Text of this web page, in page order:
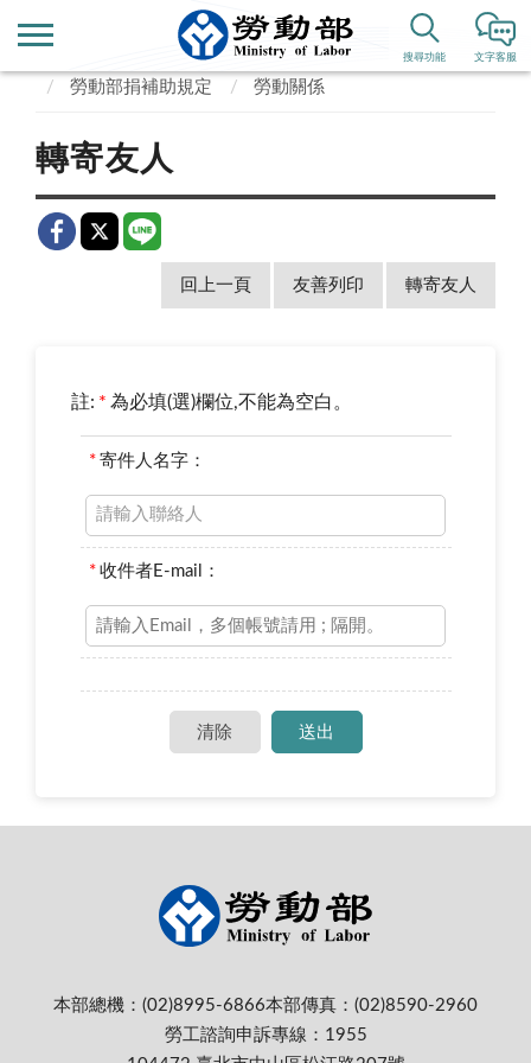
文字客服
搜尋功能
政府資訊公開
捐補助專區
勞動部捐補助規定
勞動關係
轉寄友人
回上一頁 友善列印 轉寄友人
註: * 為必填(選)欄位,不能為空白。
* 寄件人名字：
* 收件者E-mail：
本部總機：(02)8995-6866本部傳真：(02)8590-2960
勞工諮詢申訴專線：1955